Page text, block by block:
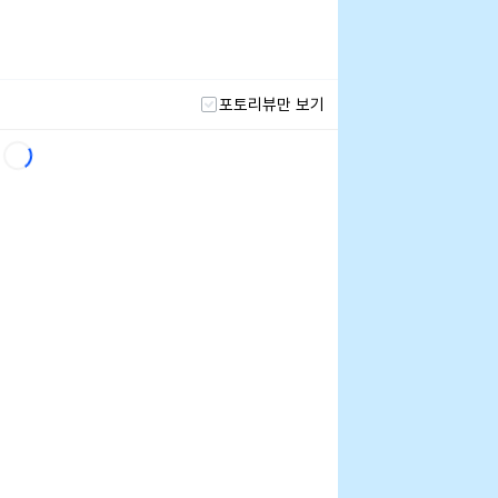
포토리뷰만 보기